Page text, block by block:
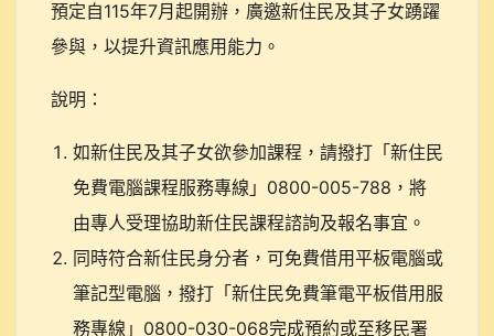
預定自115年7月起開辦，廣邀新住民及其子女踴躍
參與，以提升資訊應用能力。
說明：
如新住民及其子女欲參加課程，請撥打「新住民
免費電腦課程服務專線」0800-005-788，將
由專人受理協助新住民課程諮詢及報名事宜。
同時符合新住民身分者，可免費借用平板電腦或
筆記型電腦，撥打「新住民免費筆電平板借用服
務專線」0800-030-068完成預約或至移民署